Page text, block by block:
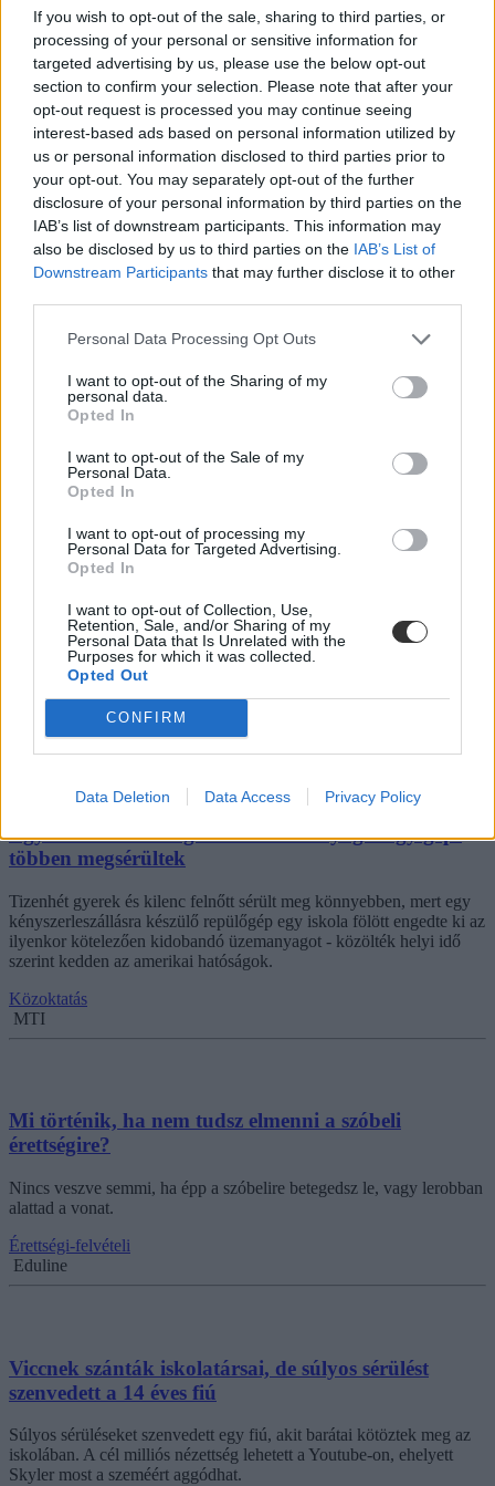
If you wish to opt-out of the sale, sharing to third parties, or
processing of your personal or sensitive information for
targeted advertising by us, please use the below opt-out
section to confirm your selection. Please note that after your
opt-out request is processed you may continue seeing
interest-based ads based on personal information utilized by
us or personal information disclosed to third parties prior to
your opt-out. You may separately opt-out of the further
disclosure of your personal information by third parties on the
IAB’s list of downstream participants. This information may
also be disclosed by us to third parties on the IAB’s List of
Downstream Participants that may further disclose it to other
Personal Data Processing Opt Outs
I want to opt-out of the Sharing of my
personal data.
Opted In
I want to opt-out of the Sale of my
Personal Data.
Opted In
I want to opt-out of processing my
Personal Data for Targeted Advertising.
Opted In
I want to opt-out of Collection, Use,
Retention, Sale, and/or Sharing of my
Personal Data that Is Unrelated with the
Purposes for which it was collected.
Opted Out
CONFIRM
Data Deletion Data Access Privacy Policy
Verte és megszégyenítette a vasi sportegyesület edzője
a gyerekeket - vádat emeltek ellene
A férfi az általa szervezett táborok és kirándulások alkalmával is
bántalmazta a gyerekeket, amibe a csapat többi tagját is bevonta.
Campus life
Gál Luca
Gazdaságtudományi Egyetem (BME) felületfizikai
laboratóriumában. Egy ember súlyosan megsérült.
Gál Luca
Szlovák sofőr ütött el egy kiskorút a zebrán,
Vádiratot nyújtottak be azzal a sofőrrel szemben, aki Esztergomban
egy átkelőhelyhez közeledve nem lassított le az autójával és elgázolt
egy kiskorút.
Gál Luca
Egy iskola fölött engedte ki üzemanyagát egy gép:
többen megsérültek
Tizenhét gyerek és kilenc felnőtt sérült meg könnyebben, mert egy
kényszerleszállásra készülő repülőgép egy iskola fölött engedte ki az
ilyenkor kötelezően kidobandó üzemanyagot - közölték helyi idő
szerint kedden az amerikai hatóságok.
Közoktatás
MTI
Mi történik, ha nem tudsz elmenni a szóbeli
érettségire?
Nincs veszve semmi, ha épp a szóbelire betegedsz le, vagy lerobban
alattad a vonat.
Érettségi-felvételi
Eduline
Viccnek szánták iskolatársai, de súlyos sérülést
szenvedett a 14 éves fiú
Súlyos sérüléseket szenvedett egy fiú, akit barátai kötöztek meg az
iskolában. A cél milliós nézettség lehetett a Youtube-on, ehelyett
Skyler most a szeméért aggódhat.